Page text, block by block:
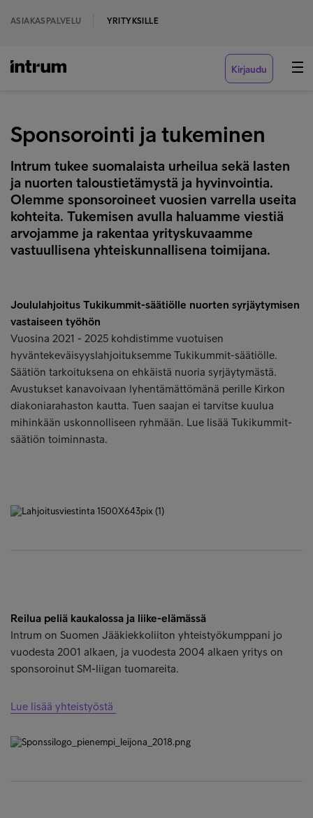
ASIAKASPALVELU YRITYKSILLE
Kirjaudu
Sponsorointi ja tukeminen
Intrum tukee suomalaista urheilua sekä lasten
ja nuorten taloustietämystä ja hyvinvointia.
Olemme sponsoroineet vuosien varrella useita
kohteita. Tukemisen avulla haluamme viestiä
arvojamme ja rakentaa yrityskuvaamme
vastuullisena yhteiskunnallisena toimijana.
Joululahjoitus Tukikummit-säätiölle nuorten syrjäytymisen
vastaiseen työhön
Vuosina 2021 - 2025 kohdistimme vuotuisen
hyväntekeväisyyslahjoituksemme Tukikummit-säätiölle.
Säätiön tarkoituksena on ehkäistä nuoria syrjäytymästä.
Avustukset kanavoivaan lyhentämättömänä perille Kirkon
diakoniarahaston kautta. Tuen saajan ei tarvitse kuulua
mihinkään uskonnolliseen ryhmään. Lue lisää Tukikummit-
säätiön toiminnasta.
Reilua peliä kaukalossa ja liike-elämässä
Intrum on Suomen Jääkiekkoliiton yhteistyökumppani jo
vuodesta 2001 alkaen, ja vuodesta 2004 alkaen yritys on
sponsoroinut SM-liigan tuomareita.
Lue lisää yhteistyöstä